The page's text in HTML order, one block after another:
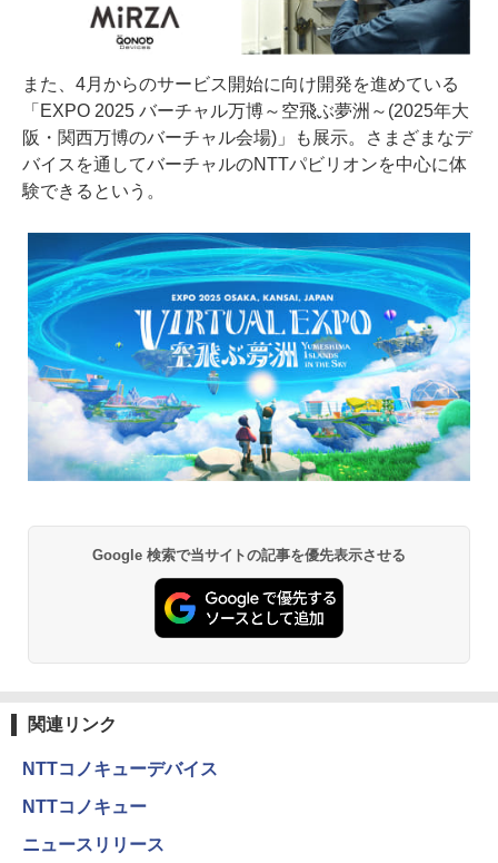
また、4月からのサービス開始に向け開発を進めている
「EXPO 2025 バーチャル万博～空飛ぶ夢洲～(2025年大
阪・関西万博のバーチャル会場)」も展示。さまざまなデ
バイスを通してバーチャルのNTTパビリオンを中心に体
験できるという。
Google 検索で当サイトの記事を優先表示させる
関連リンク
NTTコノキューデバイス
NTTコノキュー
ニュースリリース